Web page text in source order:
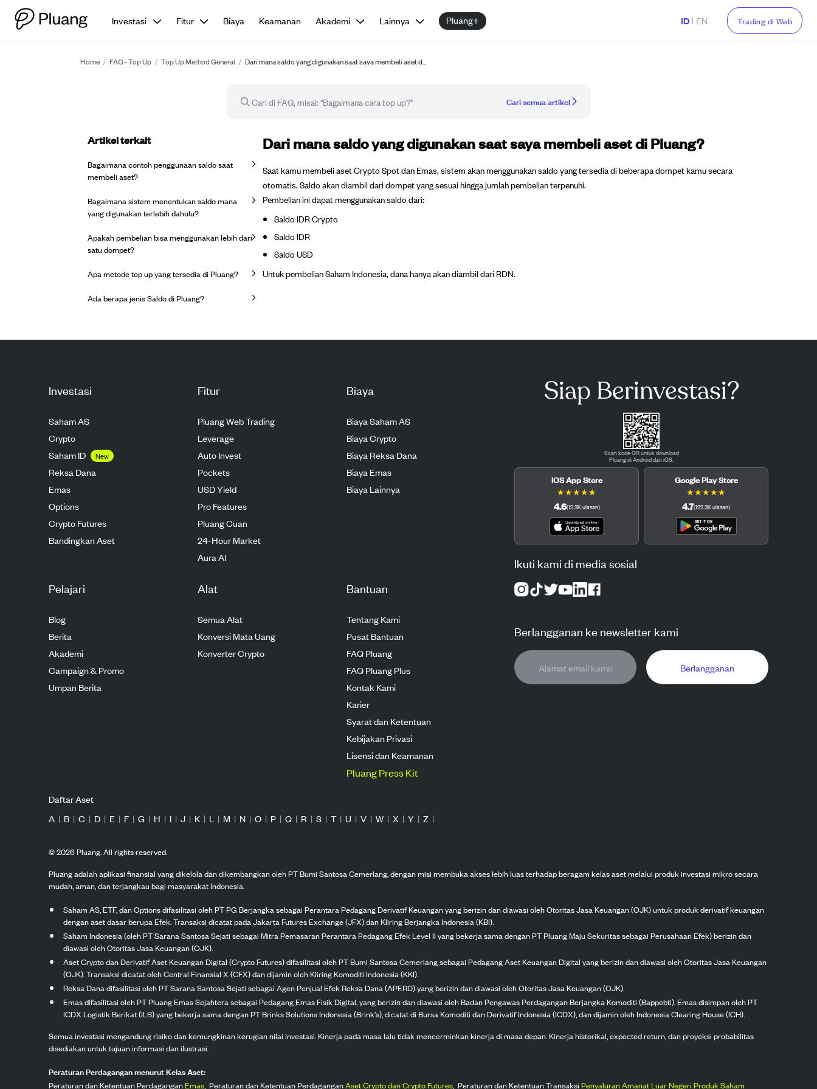
Investasi Fitur Biaya Keamanan Akademi Lainnya Pluang+ ID | EN Trading di Web
Home / FAQ - Top Up / Top Up Method General / Dari mana saldo yang digunakan saat saya membeli aset d…
Cari semua artikel
Artikel FAQ
Dari mana saldo yang digunakan saat saya membeli aset di Pluang?
Saat kamu membeli aset Crypto Spot dan Emas, sistem akan menggunakan saldo yang tersedia di beberapa dompet kamu secara
otomatis. Saldo akan diambil dari dompet yang sesuai hingga jumlah pembelian terpenuhi.
Pembelian ini dapat menggunakan saldo dari:
Saldo IDR Crypto
Saldo IDR
Saldo USD
Untuk pembelian Saham Indonesia, dana hanya akan diambil dari RDN.
Artikel terkait
Bagaimana contoh penggunaan saldo saat
membeli aset?
Bagaimana sistem menentukan saldo mana
yang digunakan terlebih dahulu?
Apakah pembelian bisa menggunakan lebih dari
satu dompet?
Apa metode top up yang tersedia di Pluang?
Ada berapa jenis Saldo di Pluang?
Investasi
Saham AS
Crypto
Saham ID
New
Reksa Dana
Emas
Options
Crypto Futures
Bandingkan Aset
Fitur
Pluang Web Trading
Leverage
Auto Invest
Pockets
USD Yield
Pro Features
Pluang Cuan
24-Hour Market
Aura AI
Biaya
Biaya Saham AS
Biaya Crypto
Biaya Reksa Dana
Biaya Emas
Biaya Lainnya
Pelajari
Blog
Berita
Akademi
Campaign & Promo
Umpan Berita
Alat
Semua Alat
Konversi Mata Uang
Konverter Crypto
Bantuan
Tentang Kami
Pusat Bantuan
FAQ Pluang
FAQ Pluang Plus
Kontak Kami
Karier
Syarat dan Ketentuan
Kebijakan Privasi
Lisensi dan Keamanan
Pluang Press Kit
Siap Berinvestasi?
Scan kode QR untuk download
Pluang di Android dan iOS.
iOS App Store
★★★★★
4.6(12.3Kulasan)
Google Play Store
★★★★★
4.7(122.3Kulasan)
Ikuti kami di media sosial
Berlangganan ke newsletter kami
Berlangganan
Daftar Aset
A | B | C | D | E | F | G | H | I | J | K | L | M | N | O | P | Q | R | S | T | U | V | W | X | Y | Z |
©2026Pluang. All rights reserved.
Pluang adalah aplikasi finansial yang dikelola dan dikembangkan oleh PT Bumi Santosa Cemerlang, dengan misi membuka akses lebih luas terhadap beragam kelas aset melalui produk investasi mikro secara
mudah, aman, dan terjangkau bagi masyarakat Indonesia.
Saham AS, ETF, dan Options difasilitasi oleh PT PG Berjangka sebagai Perantara Pedagang Derivatif Keuangan yang berizin dan diawasi oleh Otoritas Jasa Keuangan (OJK) untuk produk derivatif keuangan
dengan aset dasar berupa Efek. Transaksi dicatat pada Jakarta Futures Exchange (JFX) dan Kliring Berjangka Indonesia (KBI).
Saham Indonesia (oleh PT Sarana Santosa Sejati sebagai Mitra Pemasaran Perantara Pedagang Efek Level II yang bekerja sama dengan PT Pluang Maju Sekuritas sebagai Perusahaan Efek) berizin dan
diawasi oleh Otoritas Jasa Keuangan (OJK).
Aset Crypto dan Derivatif Aset Keuangan Digital (Crypto Futures) difasilitasi oleh PT Bumi Santosa Cemerlang sebagai Pedagang Aset Keuangan Digital yang berizin dan diawasi oleh Otoritas Jasa Keuangan
(OJK). Transaksi dicatat oleh Central Finansial X (CFX) dan dijamin oleh Kliring Komoditi Indonesia (KKI).
Reksa Dana difasilitasi oleh PT Sarana Santosa Sejati sebagai Agen Penjual Efek Reksa Dana (APERD) yang berizin dan diawasi oleh Otoritas Jasa Keuangan (OJK).
Emas difasilitasi oleh PT Pluang Emas Sejahtera sebagai Pedagang Emas Fisik Digital, yang berizin dan diawasi oleh Badan Pengawas Perdagangan Berjangka Komoditi (Bappebti). Emas disimpan oleh PT
ICDX Logistik Berikat (ILB) yang bekerja sama dengan PT Brinks Solutions Indonesia (Brink's), dicatat di Bursa Komoditi dan Derivatif Indonesia (ICDX), dan dijamin oleh Indonesia Clearing House (ICH).
Semua investasi mengandung risiko dan kemungkinan kerugian nilai investasi. Kinerja pada masa lalu tidak mencerminkan kinerja di masa depan. Kinerja historikal, expected return, dan proyeksi probabilitas
disediakan untuk tujuan informasi dan ilustrasi.
Peraturan Perdagangan menurut Kelas Aset:
Peraturan dan Ketentuan PerdaganganEmas, Peraturan dan Ketentuan PerdaganganAset Crypto dan Crypto Futures, Peraturan dan Ketentuan Transaksi Penyaluran Amanat Luar Negeri Produk Saham